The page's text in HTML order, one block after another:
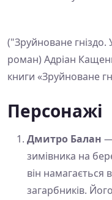
("Зруйноване гніздо.
роман) Адріан
книги «Зруйноване
Персонажі
Дмитро Балан —
зимівника на
він намагається
загарбників.